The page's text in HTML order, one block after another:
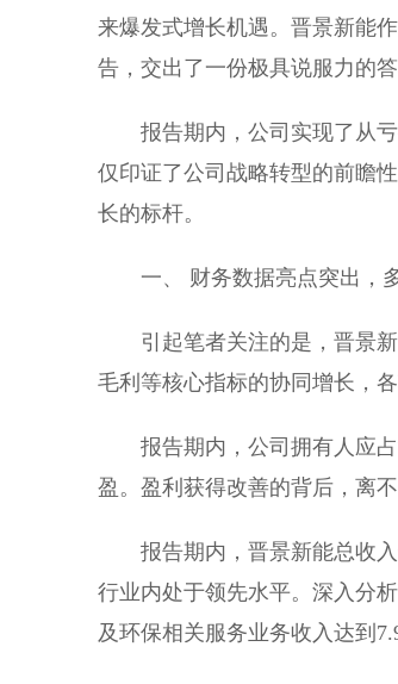
来爆发式增长机遇。晋景新能
告，交出了一份极具说服力的答
报告期内，公司实现了从
仅印证了公司战略转型的前瞻
长的标杆。
一、 财务数据亮点突出，
引起笔者关注的是，晋景
毛利等核心指标的协同增长，
报告期内，公司拥有人应
盈。盈利获得改善的背后，离
报告期内，晋景新能总收
行业内处于领先水平。深入分
及环保相关服务业务收入达到